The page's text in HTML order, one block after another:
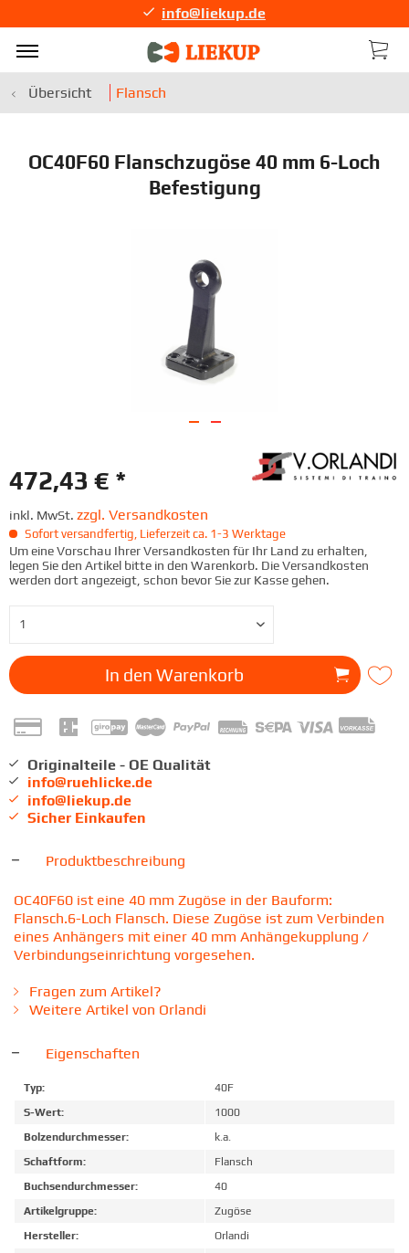
info@liekup.de
Übersicht Flansch
OC40F60 Flanschzugöse 40 mm 6-Loch
Befestigung
472,43 € *
inkl. MwSt. zzgl. Versandkosten
Sofort versandfertig, Lieferzeit ca. 1-3 Werktage
Um eine Vorschau Ihrer Versandkosten für Ihr Land zu erhalten,
legen Sie den Artikel bitte in den Warenkorb. Die Versandkosten
werden dort angezeigt, schon bevor Sie zur Kasse gehen.
In den Warenkorb
Originalteile - OE Qualität
info@ruehlicke.de
info@liekup.de
Sicher Einkaufen
Produktbeschreibung
OC40F60 ist eine 40 mm Zugöse in der Bauform:
Flansch.6-Loch Flansch. Diese Zugöse ist zum Verbinden
eines Anhängers mit einer 40 mm Anhängekupplung /
Verbindungseinrichtung vorgesehen.
Fragen zum Artikel?
Weitere Artikel von Orlandi
Eigenschaften
Typ:
40F
S-Wert:
1000
Bolzendurchmesser:
k.a.
Schaftform:
Flansch
Buchsendurchmesser:
40
Artikelgruppe:
Zugöse
Hersteller:
Orlandi